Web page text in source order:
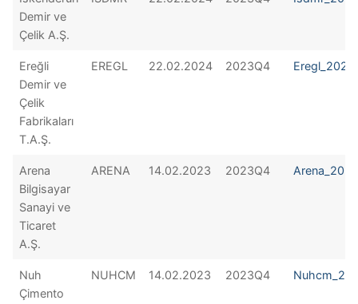
Demir ve
Çelik A.Ş.
Ereğli
Demir ve
Çelik
Fabrikaları
T.A.Ş.
EREGL 22.02.2024 2023Q4
Arena
Bilgisayar
Sanayi ve
Ticaret
A.Ş.
ARENA 14.02.2023 2023Q4
Nuh
Çimento
NUHCM 14.02.2023 2023Q4